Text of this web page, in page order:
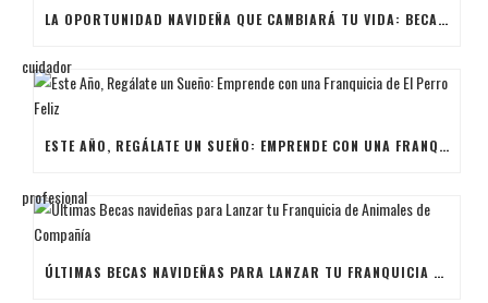
LA OPORTUNIDAD NAVIDEÑA QUE CAMBIARÁ TU VIDA: BECA PARA FRANQUICIAS
ESTE AÑO, REGÁLATE UN SUEÑO: EMPRENDE CON UNA FRANQUICIA DE EL PERRO FELIZ
ÚLTIMAS BECAS NAVIDEÑAS PARA LANZAR TU FRANQUICIA DE ANIMALES DE COMPAÑÍA